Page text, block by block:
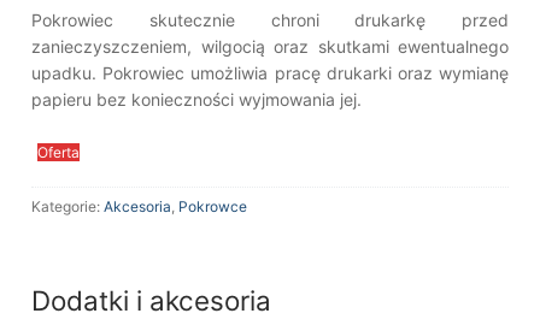
Pokrowiec skutecznie chroni drukarkę przed
zanieczyszczeniem, wilgocią oraz skutkami ewentualnego
upadku. Pokrowiec umożliwia pracę drukarki oraz wymianę
papieru bez konieczności wyjmowania jej.
Oferta
Kategorie: Akcesoria, Pokrowce
Dodatki i akcesoria